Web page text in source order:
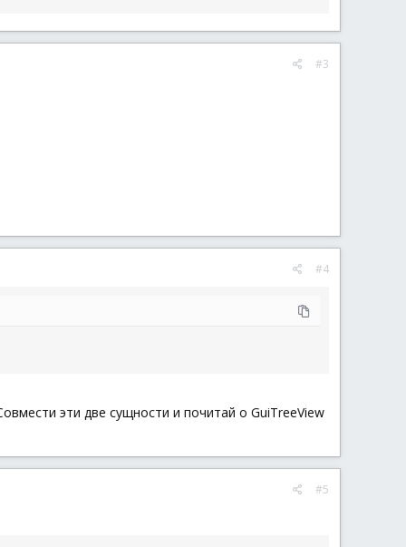
#3
#4
эти две сущности и почитай о GuiTreeView
#5